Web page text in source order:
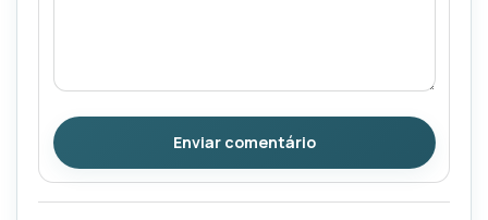
Enviar comentário